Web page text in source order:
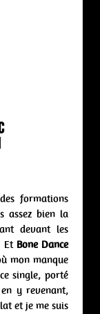
formations
assez bien la
devant les
Et Bone Dance
mon manque
single, porté
y revenant,
et je me suis